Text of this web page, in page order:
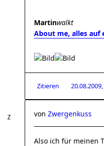
Martinwalkt
About me, alles auf
Zitieren
von Zwergenkuss
Also ich für meinen